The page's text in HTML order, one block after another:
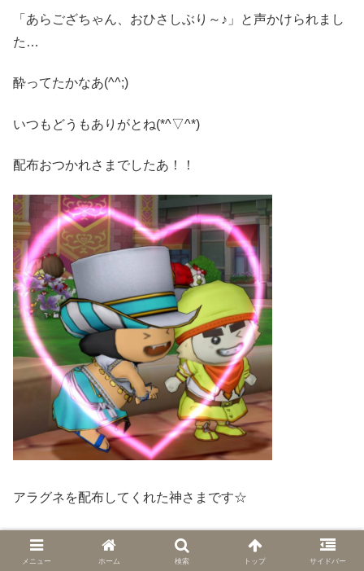
「あらござちゃん、おひさしぶり～♪」と声かけられまし
た…
酔ってたかなあ(^^;)
いつもどうもありがとね(*^▽^*)
配布おつかれさまでしたあ！！
アラグネを配布してくれた神さまです☆
写真もいい感じに撮れましたよ(^^♪
メニュー ホーム 検索 トップ サイドバー